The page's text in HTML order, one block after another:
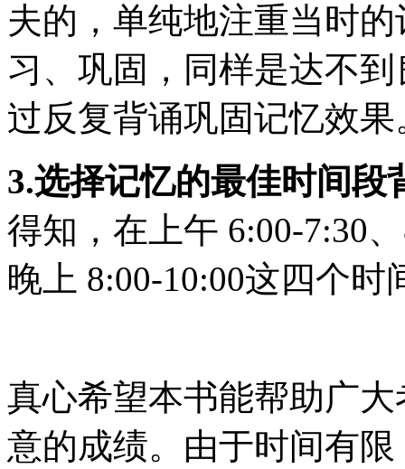
夫的，单纯地注重当时
习、巩固，同样是达不
过反复背诵巩固记忆效果
3.选择记忆的最佳时间段
得知，在上午 6:00-7:30
晚上 8:00-10:00这四个
真心希望本书能帮助广
意的成绩。由于时间有